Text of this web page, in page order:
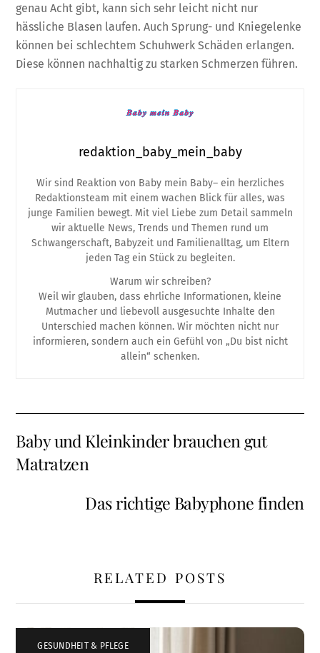
genau Acht gibt, kann sich sehr leicht nicht nur
hässliche Blasen laufen. Auch Sprung- und Kniegelenke
können bei schlechtem Schuhwerk Schäden erlangen.
Diese können nachhaltig zu starken Schmerzen führen.
redaktion_baby_mein_baby
Wir sind Reaktion von Baby mein Baby– ein herzliches
Redaktionsteam mit einem wachen Blick für alles, was
junge Familien bewegt. Mit viel Liebe zum Detail sammeln
wir aktuelle News, Trends und Themen rund um
Schwangerschaft, Babyzeit und Familienalltag, um Eltern
jeden Tag ein Stück zu begleiten.
Warum wir schreiben?
Weil wir glauben, dass ehrliche Informationen, kleine
Mutmacher und liebevoll ausgesuchte Inhalte den
Unterschied machen können. Wir möchten nicht nur
informieren, sondern auch ein Gefühl von „Du bist nicht
allein“ schenken.
Baby und Kleinkinder brauchen gut
Matratzen
Das richtige Babyphone finden
RELATED POSTS
GESUNDHEIT & PFLEGE